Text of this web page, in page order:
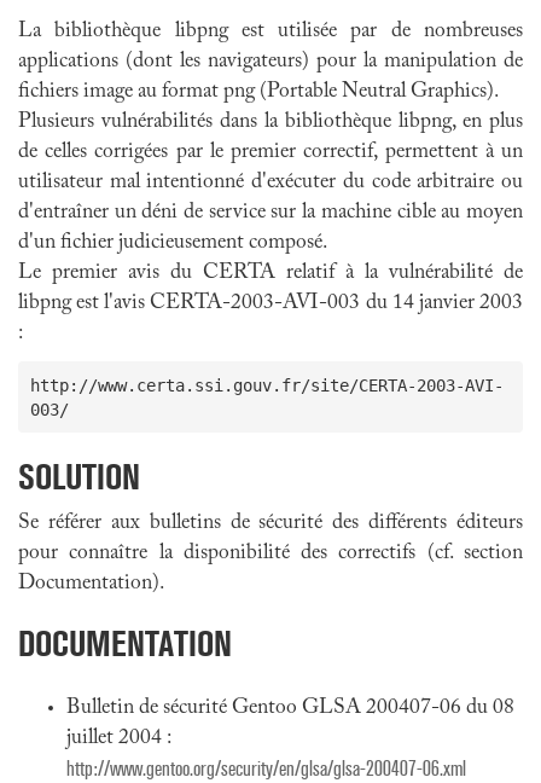
La bibliothèque libpng est utilisée par de nombreuses
applications (dont les navigateurs) pour la manipulation de
fichiers image au format png (Portable Neutral Graphics).
Plusieurs vulnérabilités dans la bibliothèque libpng, en plus
de celles corrigées par le premier correctif, permettent à un
utilisateur mal intentionné d'exécuter du code arbitraire ou
d'entraîner un déni de service sur la machine cible au moyen
d'un fichier judicieusement composé.
Le premier avis du CERTA relatif à la vulnérabilité de
libpng est l'avis CERTA-2003-AVI-003 du 14 janvier 2003
:
http://www.certa.ssi.gouv.fr/site/CERTA-2003-AVI-
003/
SOLUTION
Se référer aux bulletins de sécurité des différents éditeurs
pour connaître la disponibilité des correctifs (cf. section
Documentation).
DOCUMENTATION
Bulletin de sécurité Gentoo GLSA 200407-06 du 08
juillet 2004 :
http://www.gentoo.org/security/en/glsa/glsa-200407-06.xml